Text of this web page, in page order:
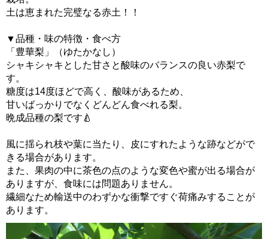
土は恵まれた完璧なる赤土！！
▼品種・味の特徴・食べ方
「豊華梨」（ゆたかなし）
シャキシャキとした甘さと酸味のバランスの良い赤梨で
す。
糖度は14度ほどで高く、酸味があるため、
甘いばっかりでなくどんどん食べれる梨。
晩成品種の梨です🍐
風に揺られ枝や葉に当たり、皮にすれたような跡などがで
きる場合があります。
また、果肉の中に茶色の点のような変色や蜜が出る場合が
ありますが、食味には問題ありません。
繊細なため輸送中のわずかな衝撃ですぐ荷痛みすることが
あります。